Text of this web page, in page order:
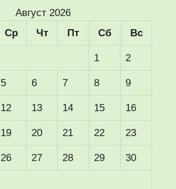
Август 2026
Ср Чт Пт Сб Вс
1 2
5 6 7 8 9
12 13 14 15 16
19 20 21 22 23
26 27 28 29 30